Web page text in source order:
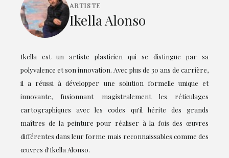
ARTISTE
Ikella Alonso
Ikella est un artiste plasticien qui se distingue par sa
polyvalence et son innovation. Avec plus de 30 ans de carrière,
il a réussi à développer une solution formelle unique et
innovante, fusionnant magistralement les réticulages
cartographiques avec les codes qu'il hérite des grands
maîtres de la peinture pour réaliser à la fois des œuvres
différentes dans leur forme mais reconnaissables comme des
œuvres d'Ikella Alonso.